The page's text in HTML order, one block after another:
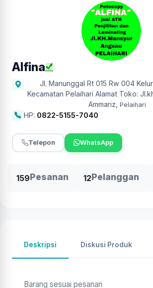
Alfina
Jl. Manunggal Rt 015 Rw 004
Kecamatan Pelaihari Alamat Toko:
Ammariz Pelaihari
HP: 0822-5155-7040
Telepon WhatsApp
159Pesanan 12Pelanggan
Deskripsi Diskusi Produk
Barang sesuai pesanan